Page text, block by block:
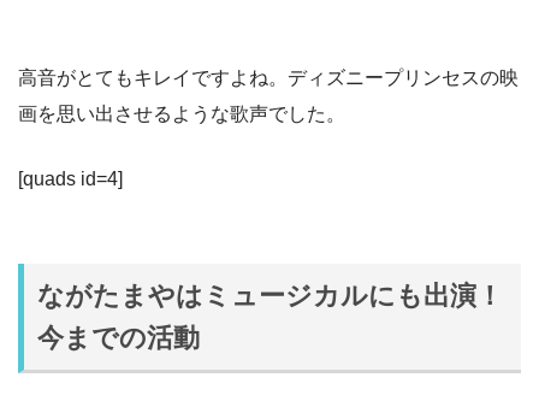
高音がとてもキレイですよね。ディズニープリンセスの映
画を思い出させるような歌声でした。
[quads id=4]
ながたまやはミュージカルにも出演！
今までの活動